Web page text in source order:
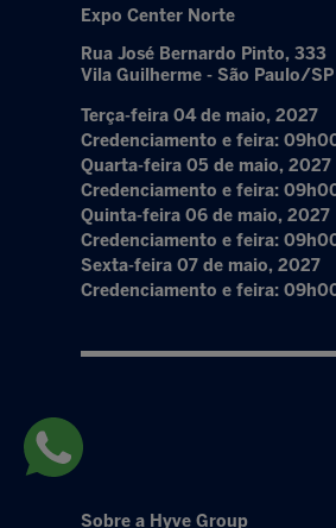
Expo Center Norte
Rua José Bernardo Pinto, 333
Vila Guilherme - São Paulo/SP
Terça-feira 04 de maio, 2027
Credenciamento e feira:
Quarta-feira 05 de maio, 2027
Credenciamento e feira:
Quinta-feira 06 de maio, 2027
Credenciamento e feira:
Sexta-feira 07 de maio, 2027
Credenciamento e feira:
Sobre a Hyve Group